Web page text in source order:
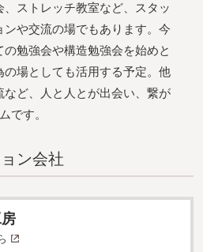
、ストレッチ教室など、スタッ
や交流の場でもあります。今
勉強会や構造勉強会を始めと
の場としても活用する予定。他
など、人と人とが出会い、繋が
です。
ン会社